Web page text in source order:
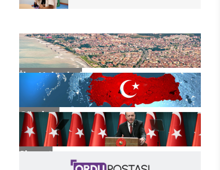
İlçe Haberleri
Gündem
Siyaset